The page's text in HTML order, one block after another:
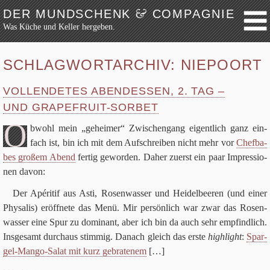
DER MUNDSCHENK&COMPAGNIE
Was Küche und Keller hergeben.
Weiter zum Inhalt
Festmahl
Küche
Keller
Lokalbesuch
Markttag
Hortikultur
Bibliothek
Schaustücke
Potpourri
Rezepte
SCHLAGWORTARCHIV: NIEPOORT
VOLLENDETES ABENDESSEN, 2. TAG –
UND GRAPEFRUIT-SORBET
O bwohl mein „gehei­mer“ Zwi­schen­gang eigent­lich ganz ein­
fach ist, bin ich mit dem Auf­schrei­ben nicht mehr vorChef­ba­
bes gro­ßem Abend fer­tig gewor­den. Daher zuerst ein paar Impres­sio­
nen davon:
Der Apé­ri­tif aus Asti, Rosen­was­ser und Hei­del­bee­ren (und einer
Phy­sa­lis) eröff­nete das Menü. Mir per­sön­lich war zwar das Rosen­
was­ser eine Spur zu domi­nant, aber ich bin da auch sehr emp­find­lich.
Ins­ge­samt durch­aus stim­mig. Danach gleich das erste high­light: Spar­
gel-Mango-Salat mit kurz gebra­te­nem […]